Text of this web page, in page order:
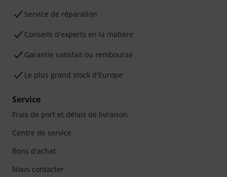
Service de réparation
Conseils d'experts en la matière
Garantie satisfait ou remboursé
Le plus grand stock d'Europe
Service
Frais de port et délais de livraison
Centre de service
Bons d'achat
Nous contacter